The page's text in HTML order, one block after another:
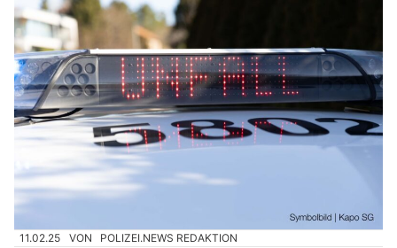
11.02.25 VON POLIZEI.NEWS REDAKTION